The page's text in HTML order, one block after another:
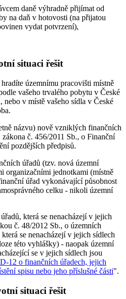
daně výhradně přijímat od
na daň v hotovosti (na přijatou
vydat potvrzení),
situaci řešit
územnímu pracovišti místně
vašeho trvalého pobytu v České
v místě vašeho sídla v České
názvu) nově vzniklých finančních
č. 456/2011 Sb., o Finanční
pozdějších předpisů.
úřadů (tzv. nová územní
organizačními jednotkami (místně
úřad vykonávající působnost
celku - nikoli územní
která se nenacházejí v jejich
č. 48/2012 Sb., o územních
se nenacházejí v jejich sídlech
této vyhlášky) - naopak územní
se v jejich sídlech jsou
12 o finančních úřadech, jejich
spisu nebo jeho příslušné části".
situaci řešit